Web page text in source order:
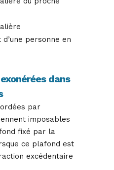
personne en
dans
par
imposables
fixé par la
ce plafond est
excédentaire